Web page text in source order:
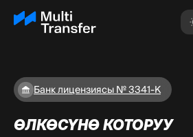
Банк лицензиясы № 3341-К
ӨЛКӨСҮНӨ КОТОРУУ